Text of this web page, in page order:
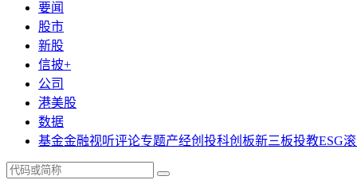
要闻
股市
新股
信披+
公司
港美股
数据
基金金融视听评论专题产经创投科创板新三板投教ESG